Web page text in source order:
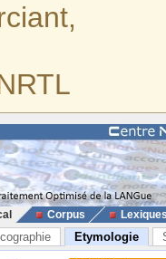
Corpus
Etymologie